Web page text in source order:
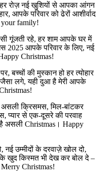
रोज़ नई खुशियों से आपका आंगन
आपके परिवार को ढेरों आशीर्वाद
your family!
गूंजती रहे, हर शाम आपके घर में
2025 आपके परिवार के लिए, नई
Christmas!
बच्चों की मुस्कान हो हर त्योहार
लगे, यही दुआ है मेरी आपके
असली क्रिसमस, मिल-बांटकर
प्यार से एक-दूसरे की परवाह
असली Christmas। Happy
नई उम्मीदों के दरवाज़े खोल दो,
खुद किस्मत भी देख कर बोल दे –
Christmas!​